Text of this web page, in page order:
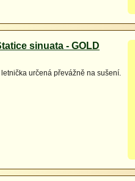
sinuata - GOLD
určená převážně na sušení.